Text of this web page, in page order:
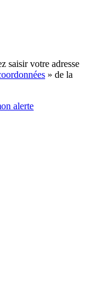
saisir votre adresse
» de la
alerte